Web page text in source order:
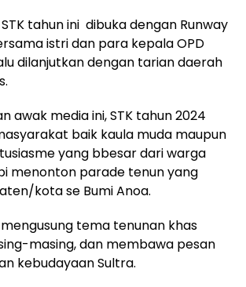
tahun ini dibuka dengan Runway
istri dan para kepala OPD
dilanjutkan dengan tarian daerah
awak media ini, STK tahun 2024
baik kaula muda maupun
yang bbesar dari warga
menonton parade tenun yang
kota se Bumi Anoa.
tema tenunan khas
masing, dan membawa pesan
kebudayaan Sultra.